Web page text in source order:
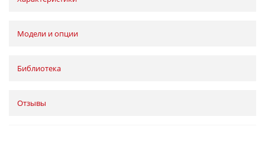
Модели и опции
Библиотека
Отзывы